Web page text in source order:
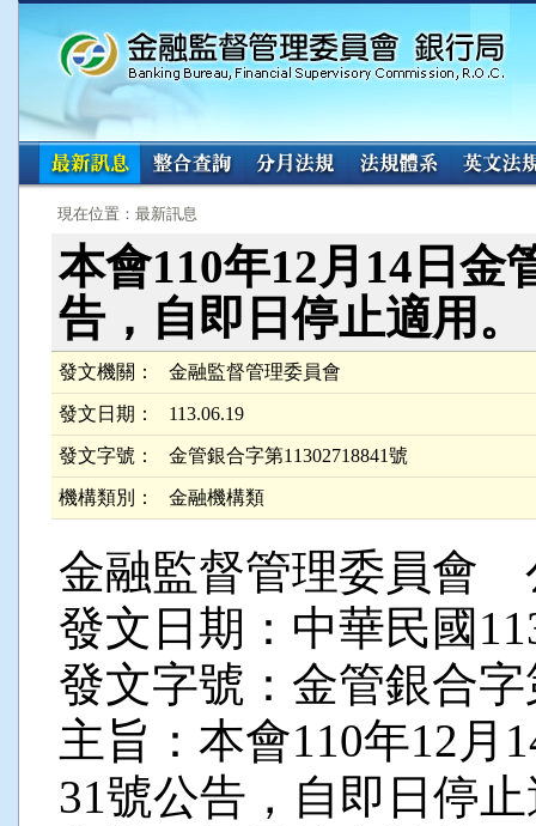
:::
現在位置：最新訊息
本會110年12月14日金
告，自即日停止適用。
發文機關： 金融監督管理委員會
發文日期： 113.06.19
發文字號： 金管銀合字第11302718841號
機構類別： 金融機構類
金融監督管理委員會
發文日期：中華民國
發文字號：金管銀合字
主旨：本會110年12月
31號公告，自即日停